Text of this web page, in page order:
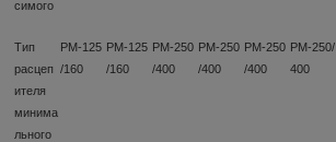
симого
Тип
расцеп
ителя
минима
льного
РМ-125
/160
РМ-125
/160
РМ-250
/400
РМ-250
/400
РМ-250
/400
РМ-250/
400